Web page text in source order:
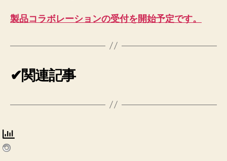
製品コラボレーションの受付を開始予定です。
✔関連記事